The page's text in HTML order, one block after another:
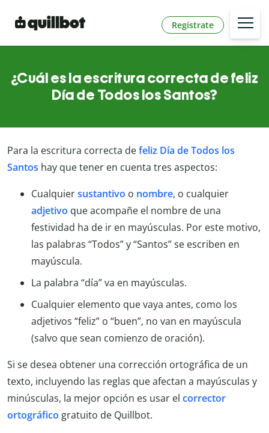
Regístrate
¿Cuál es la escritura correcta de feliz
Día de Todos los Santos?
Para la escritura correcta defeliz Día de Todos los
Santos hay que tener en cuenta tres aspectos:
Cualquiersustantivo o nombre, o cualquier
adjetivo que acompañe el nombre de una
festividad ha de ir en mayúsculas. Por este motivo,
las palabras “Todos” y “Santos” se escriben en
mayúscula.
La palabra “día” va en mayúsculas.
Cualquier elemento que vaya antes, como los
adjetivos “feliz” o “buen”, no van en mayúscula
(salvo que sean comienzo de oración).
Si se desea obtener una corrección ortográfica de un
texto, incluyendo las reglas que afectan a mayúsculas y
minúsculas, la mejor opción es usar el corrector
ortográfico gratuito de Quillbot.